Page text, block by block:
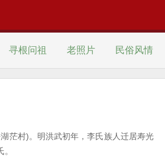
寻根问祖 老照片 民俗风情
茫村)。明洪武初年，李氏族人迁居寿光